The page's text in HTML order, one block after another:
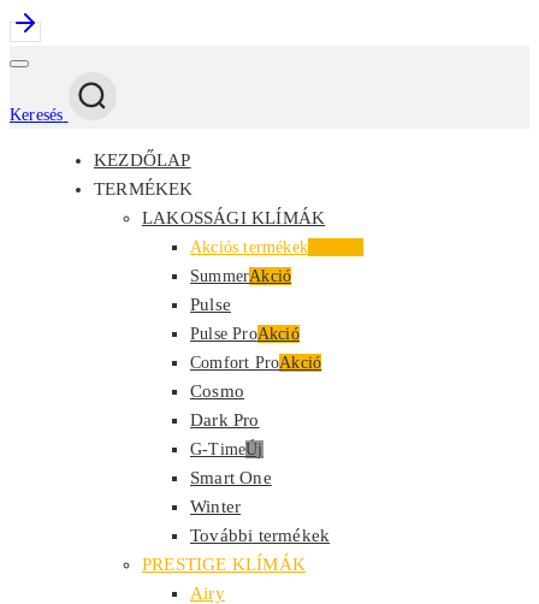
Keresés
KEZDŐLAP
TERMÉKEK
LAKOSSÁGI KLÍMÁK
Akciós termékek
SummerAkció
Pulse
Pulse ProAkció
Comfort ProAkció
Cosmo
Dark Pro
G-TimeÚj
Smart One
Winter
További termékek
PRESTIGE KLÍMÁK
Airy